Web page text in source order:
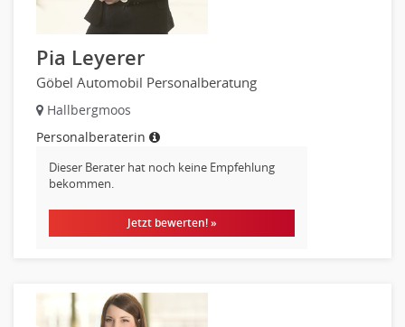
Kunststofftechnik
Luft- und Raumfahrttechnik
Maschinenbau
Materialwissenschaft
Mechatronik
Medizintechnik
Optiker, Akustiker
Brandschutz
Prozessmanagement
Technischer Systemplaner, Bauzeichner
Pia Leyerer
Göbel Automobil Personalberatung
Hallbergmoos
Personalberaterin
Dieser Berater hat noch keine Empfehlung
bekommen.
Jetzt bewerten! »